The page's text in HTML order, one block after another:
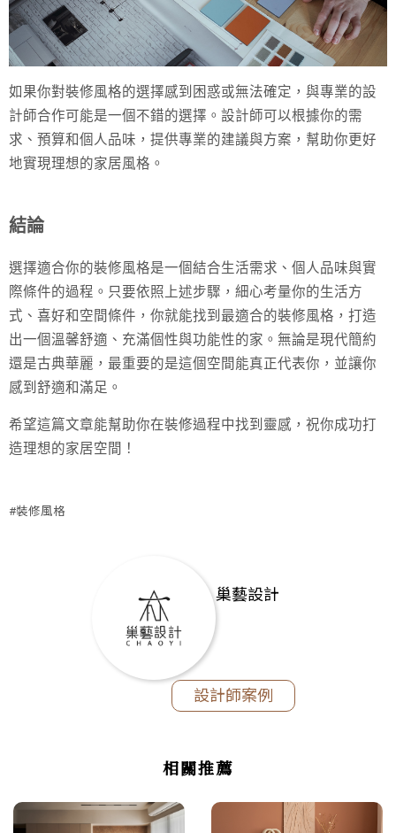
如果你對裝修風格的選擇感到困惑或無法確定，與專業的設
計師合作可能是一個不錯的選擇。設計師可以根據你的需
求、預算和個人品味，提供專業的建議與方案，幫助你更好
地實現理想的家居風格。
結論
選擇適合你的裝修風格是一個結合生活需求、個人品味與實
際條件的過程。只要依照上述步驟，細心考量你的生活方
式、喜好和空間條件，你就能找到最適合的裝修風格，打造
出一個溫馨舒適、充滿個性與功能性的家。無論是現代簡約
還是古典華麗，最重要的是這個空間能真正代表你，並讓你
感到舒適和滿足。
希望這篇文章能幫助你在裝修過程中找到靈感，祝你成功打
造理想的家居空間！
#裝修風格
巢藝設計
設計師案例
相關推薦